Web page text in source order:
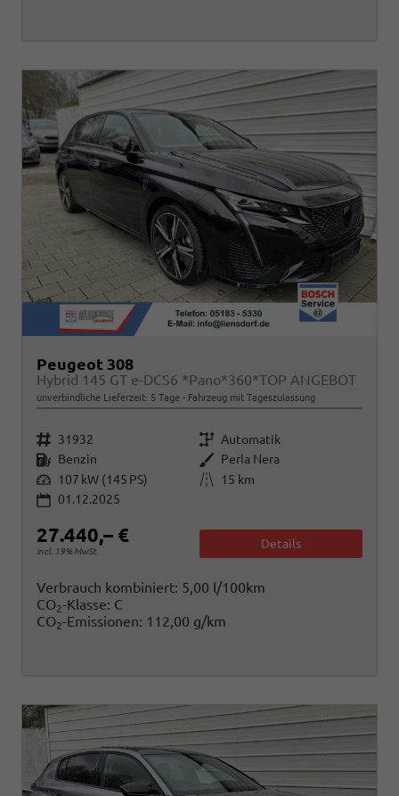
Peugeot 308
Hybrid 145 GT e-DCS6 *Pano*360*TOP ANGEBOT
unverbindliche Lieferzeit: 5 Tage Fahrzeug mit Tageszulassung
Fahrzeugnr. 31932 Getriebe Automatik
Kraftstoff Benzin Außenfarbe Perla Nera
Leistung 107 kW (145 PS) Kilometerstand
15 km
01.12.2025
27.440,– €
incl. 19% MwSt.
Details
Verbrauch kombiniert: 5,00 l/100km
CO2-Klasse: C
CO2-Emissionen: 112,00 g/km